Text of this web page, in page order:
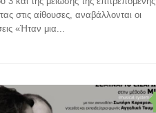
στις αίθουσες, αναβάλλονται οι
«Ήταν μια...